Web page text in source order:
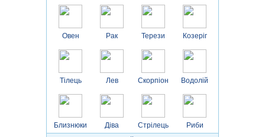
Овен
Тілець
Близнюки
Рак
Лев
Діва
Терези
Скорпіон
Стрілець
Козеріг
Водолій
Риби